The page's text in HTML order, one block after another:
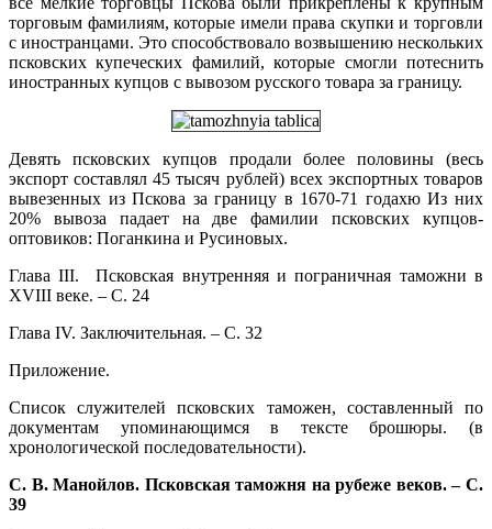
торговым фамилиям, которые имели права скупки и торговли
с иностранцами. Это способствовало возвышению нескольких
псковских купеческих фамилий, которые смогли потеснить
иностранных купцов с вывозом русского товара за границу.
Девять псковских купцов продали более половины (весь
экспорт составлял 45 тысяч рублей) всех экспортных товаров
вывезенных из Пскова за границу в 1670-71 годахю Из них
20% вывоза падает на две фамилии псковских купцов-
оптовиков: Поганкина и Русиновых.
Глава III. Псковская внутренняя и пограничная таможни в
XVIII веке. – С. 24
Глава IV. Заключительная. – С. 32
Приложение.
Список служителей псковских таможен, составленный по
документам упоминающимся в тексте брошюры. (в
хронологической последовательности).
С. В. Манойлов. Псковская таможня на рубеже веков. – С.
39